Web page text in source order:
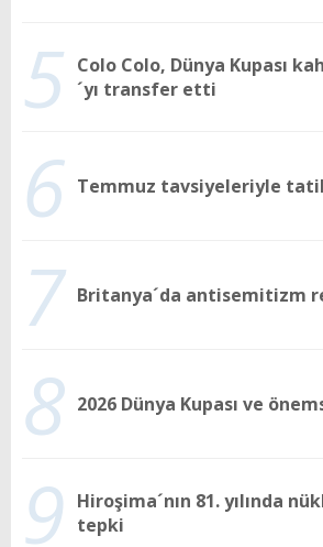
5 Colo Colo, Dünya Kupası
´yı transfer etti
6 Temmuz tavsiyeleriyle
7 Britanya´da antisemitizm
8 2026 Dünya Kupası ve
9
Hiroşima´nın 81. yılında
tepki